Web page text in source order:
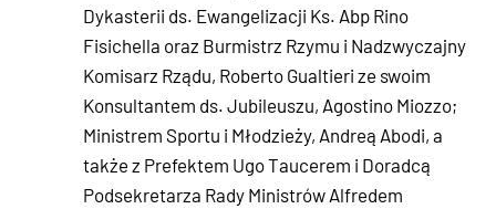
Dykasterii ds. Ewangelizacji Ks. Abp Rino
Fisichella oraz Burmistrz Rzymu i Nadzwyczajny
Komisarz Rządu, Roberto Gualtieri ze swoim
Konsultantem ds. Jubileuszu, Agostino Miozzo;
Ministrem Sportu i Młodzieży, Andreą Abodi, a
także z Prefektem Ugo Taucerem i Doradcą
Podsekretarza Rady Ministrów Alfredem